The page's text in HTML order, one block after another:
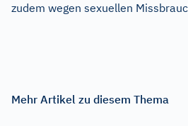
zudem wegen sexuellen
Mehr Artikel zu diesem Thema